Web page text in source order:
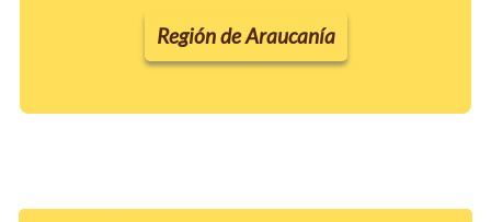
Región de Araucanía